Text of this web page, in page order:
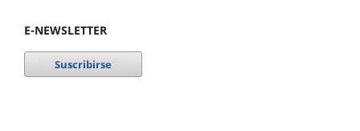
E-NEWSLETTER